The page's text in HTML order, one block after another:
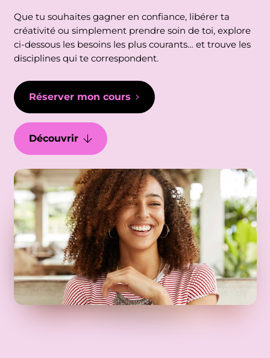
Que tu souhaites gagner en confiance, libérer ta
créativité ou simplement prendre soin de toi, explore
ci-dessous les besoins les plus courants… et trouve les
disciplines qui te correspondent.
Réserver mon cours
Découvrir